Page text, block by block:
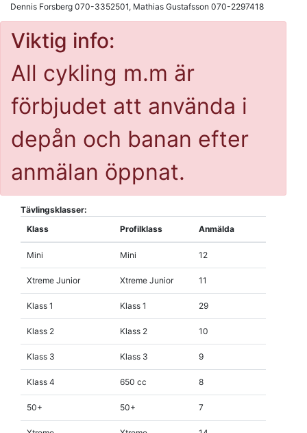
Dennis Forsberg 070-3352501, Mathias Gustafsson 070-2297418
Viktig info:
All cykling m.m är
förbjudet att använda i
depån och banan efter
anmälan öppnat.
Tävlingsklasser:
Klass
Profilklass Anmälda
Mini Mini 12
Xtreme Junior Xtreme Junior 11
Klass 1 Klass 1 29
Klass 2 Klass 2 10
Klass 3 Klass 3 9
Klass 4 650 cc 8
50+ 50+ 7